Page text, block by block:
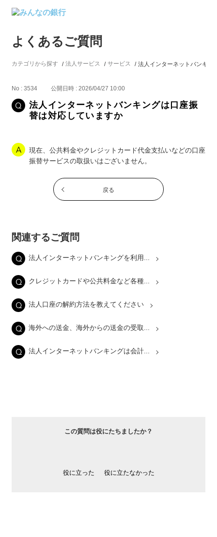
よくあるご質問
カテゴリから探す 法人サービス サービス 法人インターネットバンキン
No : 3534 公開日時 : 2026/04/27 10:00
法人インターネットバンキングは口座振
替は対応していますか
現在、公共料金やクレジットカード代金支払いなどの口座
振替サービスの取扱いはございません。
戻る
関連するご質問
法人インターネットバンキングを利用...
クレジットカードや公共料金など各種...
法人口座の解約方法を教えてください
海外への送金、海外からの送金の受取...
法人インターネットバンキングは会計...
この質問は役にたちましたか？
役に立った 役に立たなかった